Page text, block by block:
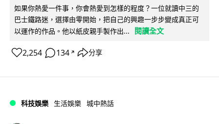
如果你熱愛一件事，你會熱愛到怎樣的程度？一位就讀中三的
巴士鐵路迷，選擇由零開始，把自己的興趣一步步變成真正可
以運作的作品。他以紙皮親手製作出...
閱讀全文
2,254 134 ↗ 分享
科技娛樂 生活娛樂 城中熱話